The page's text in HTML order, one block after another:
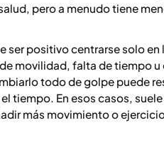
pero a menudo tiene
ser positivo centrarse solo
movilidad, falta de tiempo
todo de golpe puede
tiempo. En esos casos,
más movimiento o